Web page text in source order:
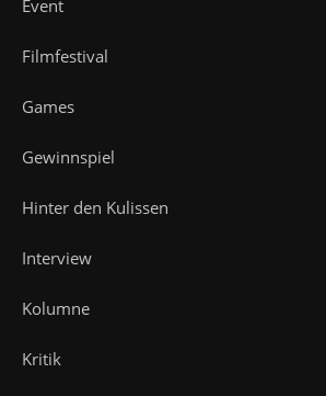
Event
Filmfestival
Games
Gewinnspiel
Hinter den Kulissen
Interview
Kolumne
Kritik